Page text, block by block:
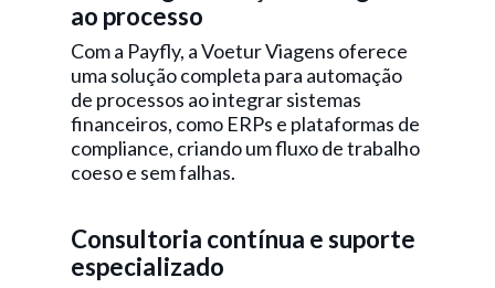
ao processo
Com a Payfly, a Voetur Viagens oferece
uma solução completa para automação
de processos ao integrar sistemas
financeiros, como ERPs e plataformas de
compliance, criando um fluxo de trabalho
coeso e sem falhas.
Consultoria contínua e suporte
especializado